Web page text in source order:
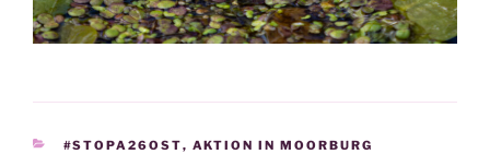
KATEGORIEN
#STOPA26OST, AKTION IN MOORBURG